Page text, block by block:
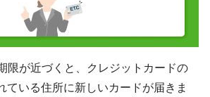
限が近づくと、クレジットカードの
ている住所に新しいカードが届きま